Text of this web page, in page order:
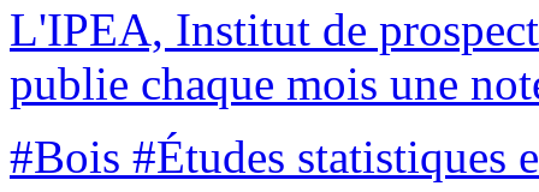
L'IPEA, Institut de
publie chaque mois une
#Bois #Études statistiques